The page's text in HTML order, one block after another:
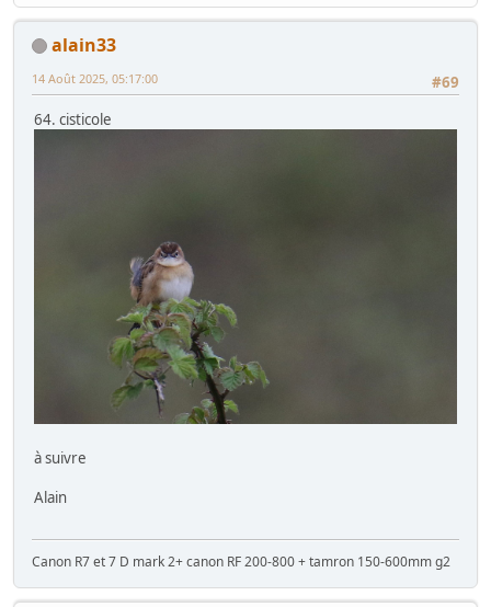
alain33
#69
14 Août 2025, 05:17:00
64. cisticole
à suivre
Alain
Canon R7 et 7 D mark 2+ canon RF 200-800 + tamron 150-600mm g2